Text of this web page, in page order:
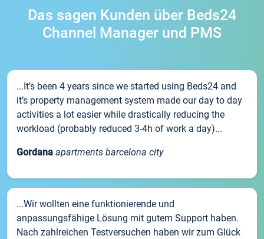
Das sagen Kunden über Beds24
Channel Manager und PMS
...It’s been 4 years since we started using Beds24 and
it’s property management system made our day to day
activities a lot easier while drastically reducing the
workload (probably reduced 3-4h of work a day)...
Gordana apartments barcelona city
...Wir wollten eine funktionierende und
anpassungsfähige Lösung mit gutem Support haben.
Nach zahlreichen Testversuchen haben wir zum Glück